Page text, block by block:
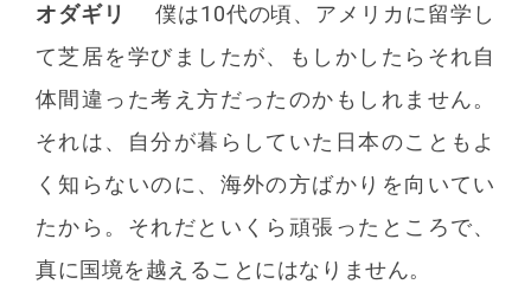
オダギリ
僕は10代の頃、アメリカに留学し
て芝居を学びましたが、もしかしたらそれ自
体間違った考え方だったのかもしれません。
それは、自分が暮らしていた日本のこともよ
く知らないのに、海外の方ばかりを向いてい
たから。それだといくら頑張ったところで、
真に国境を越えることにはなりません。